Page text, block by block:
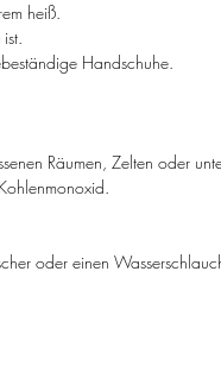
heiß.
Handschuhe.
Räumen, Zelten oder
oder einen